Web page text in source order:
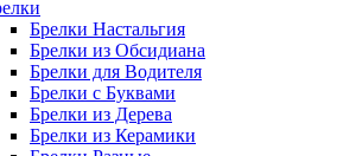
Брелки Настальгия
Брелки из Обсидиана
Брелки для Водителя
Брелки с Буквами
Брелки из Дерева
Брелки из Керамики